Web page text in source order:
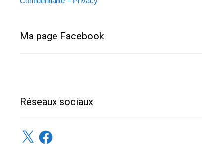
Ma page Facebook
Réseaux sociaux
X Facebook